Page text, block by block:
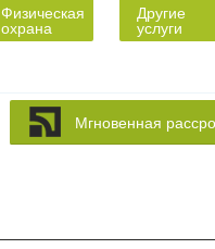
Физическая
охрана
Другие
услуги
Мгновенная